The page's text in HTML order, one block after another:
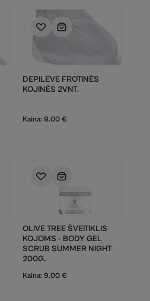
DEPILEVE FROTINĖS
KOJINĖS 2VNT.
Kaina: 9.00 €
OLIVE TREE ŠVEITIKLIS
KOJOMS - BODY GEL
SCRUB SUMMER NIGHT
200G.
Kaina: 9.00 €